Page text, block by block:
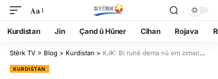
Aa
Kurdistan Jin Çand û Hûner Cîhan Rojava
Stêrk TV > Blog > Kurdistan > KJK: Bi ruhê dema nû em zimanê dayikê li her qadê bi pêş ve bibin
KURDISTAN